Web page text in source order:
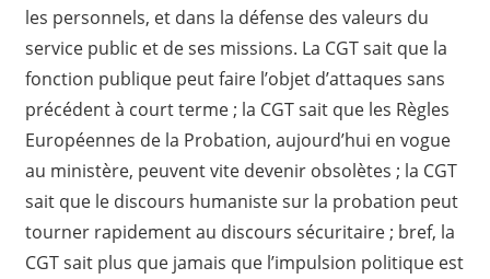
les personnels, et dans la défense des valeurs du
service public et de ses missions. La CGT sait que la
fonction publique peut faire l’objet d’attaques sans
précédent à court terme ; la CGT sait que les Règles
Européennes de la Probation, aujourd’hui en vogue
au ministère, peuvent vite devenir obsolètes ; la CGT
sait que le discours humaniste sur la probation peut
tourner rapidement au discours sécuritaire ; bref, la
CGT sait plus que jamais que l’impulsion politique est